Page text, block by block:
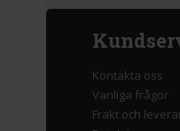
Kontakta oss
Vanliga frågor
Frakt och